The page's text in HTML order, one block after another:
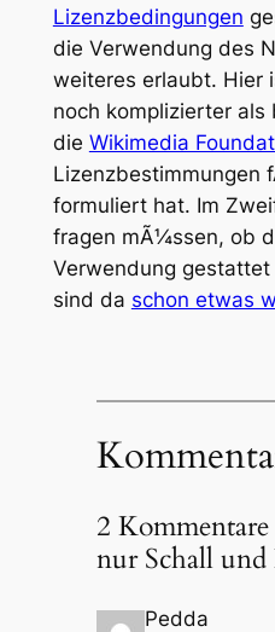
Lizenzbedingungen
die Verwendung des
weiteres erlaubt. Hier
noch komplizierter als
die Wikimedia
Lizenzbestimmungen
formuliert hat. Im
fragen mÃ¼ssen, ob
Verwendung
sind da schon etwas
2
nur Schall und
Pedda